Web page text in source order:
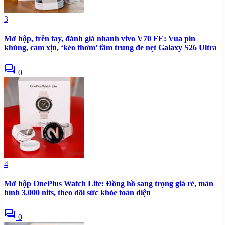
3
Mở hộp, trên tay, đánh giá nhanh vivo V70 FE: Vua pin
khủng, cam xịn, ‘kèo thơm’ tầm trung đe nẹt Galaxy S26 Ultra
forum 0
4
Mở hộp OnePlus Watch Lite: Đồng hồ sang trọng giá rẻ, màn
hình 3.000 nits, theo dõi sức khỏe toàn diện
forum 0